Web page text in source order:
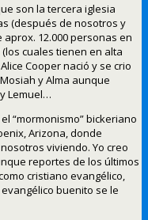
son la tercera iglesia
(después de nosotros y
12.000 personas en
cuales tienen en alta
Cooper nació y se crio
y Alma aunque
Lemuel…
“mormonismo” bickeriano
Arizona, donde
viviendo. Yo creo
reportes de los últimos
cristiano evangélico,
buenito se le